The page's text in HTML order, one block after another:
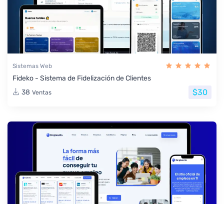
Sistemas Web
Fideko - Sistema de Fidelización de Clientes
38 Ventas $30